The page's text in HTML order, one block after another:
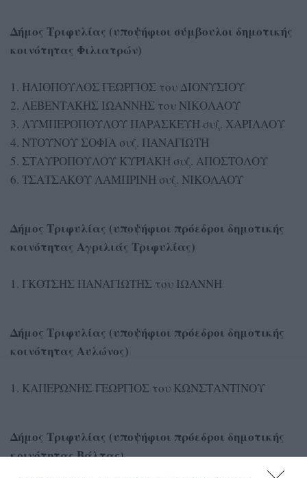
Δήμος Τριφυλίας (υποψήφιοι σύμβουλοι δημοτικής
κοινότητας Φιλιατρών)
1. ΗΛΙΟΠΟΥΛΟΣ ΓΕΩΡΓΙΟΣ του ΔΙΟΝΥΣΙΟΥ
2. ΛΕΒΕΝΤΑΚΗΣ ΙΩΑΝΝΗΣ του ΝΙΚΟΛΑΟΥ
3. ΛΥΜΠΕΡΟΠΟΥΛΟΥ ΠΑΡΑΣΚΕΥΗ συζ. ΧΑΡΙΛΑΟΥ
4. ΝΤΟΥΝΟΥ ΣΟΦΙΑ συζ. ΠΑΝΑΓΙΩΤΗ
5. ΣΤΑΥΡΟΠΟΥΛΟΥ ΚΥΡΙΑΚΗ συζ. ΑΠΟΣΤΟΛΟΥ
6. ΤΣΑΤΣΑΚΟΥ ΛΑΜΠΡΙΝΗ συζ. ΝΙΚΟΛΑΟΥ
Δήμος Τριφυλίας (υποψήφιοι πρόεδροι δημοτικής
κοινότητας Αγριλιάς Τριφυλίας)
1. ΓΚΟΤΣΗΣ ΠΑΝΑΓΙΩΤΗΣ του ΙΩΑΝΝΗ
Δήμος Τριφυλίας (υποψήφιοι πρόεδροι δημοτικής
κοινότητας Αυλώνος)
1. ΚΑΠΕΡΩΝΗΣ ΓΕΩΡΓΙΟΣ του ΚΩΝΣΤΑΝΤΙΝΟΥ
Δήμος Τριφυλίας (υποψήφιοι πρόεδροι δημοτικής
κοινότητας Βάλτας)